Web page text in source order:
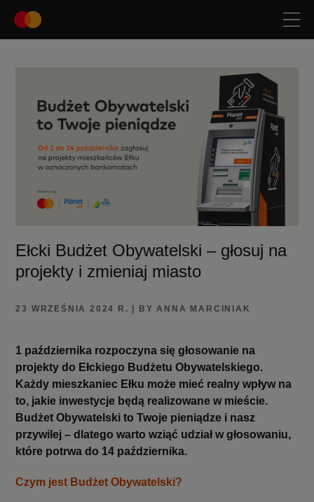
Ełcki Budżet Obywatelski – głosuj na
projekty i zmieniaj miasto
23 WRZEŚNIA 2024 R. | BY ANNA MARCINIAK
1 października rozpoczyna się głosowanie na
projekty do Ełckiego Budżetu Obywatelskiego.
Każdy mieszkaniec Ełku może mieć realny wpływ na
to, jakie inwestycje będą realizowane w mieście.
Budżet Obywatelski to Twoje pieniądze i nasz
przywilej – dlatego warto wziąć udział w głosowaniu,
które potrwa do 14 października.
Czym jest Budżet Obywatelski?